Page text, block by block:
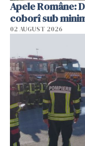
Apele Române:
coborî sub
02 AUGUST 2026